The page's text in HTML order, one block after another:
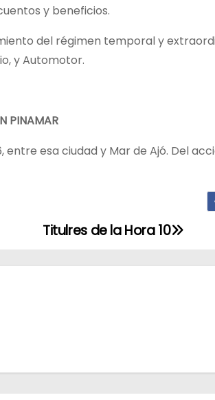
y beneficios.
del régimen temporal y
y Automotor.
PINAMAR
esa ciudad y Mar de Ajó. Del
Titulres de la Hora 10